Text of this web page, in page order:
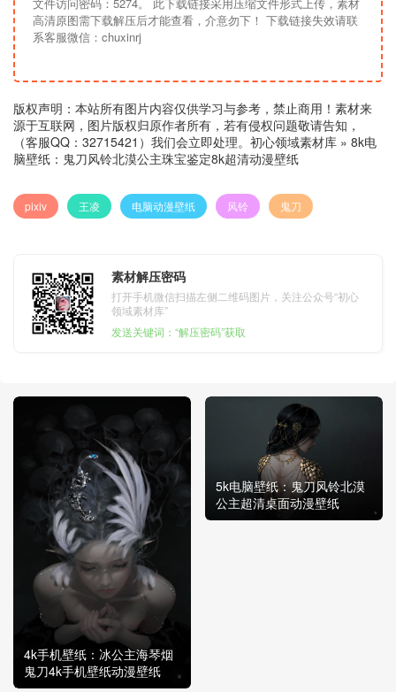
高清原图需下载解压后才能查看，介意勿下！ 下载链接失效请联
系客服微信：chuxinrj
版权声明：本站所有图片内容仅供学习与参考，禁止商用！素材来
源于互联网，图片版权归原作者所有，若有侵权问题敬请告知，
（客服QQ：32715421）我们会立即处理。 初心领域素材库 » 8k电
脑壁纸：鬼刀风铃北漠公主珠宝鉴定8k超清动漫壁纸
pixiv 王凌 电脑动漫壁纸 风铃 鬼刀
素材解压密码
打开手机微信扫描左侧二维码图片，关注公众号“初心
领域素材库”
发送关键词：“解压密码”获取
4k手机壁纸：冰公主海琴烟
鬼刀4k手机壁纸动漫壁纸
5k电脑壁纸：鬼刀风铃北漠
公主超清桌面动漫壁纸